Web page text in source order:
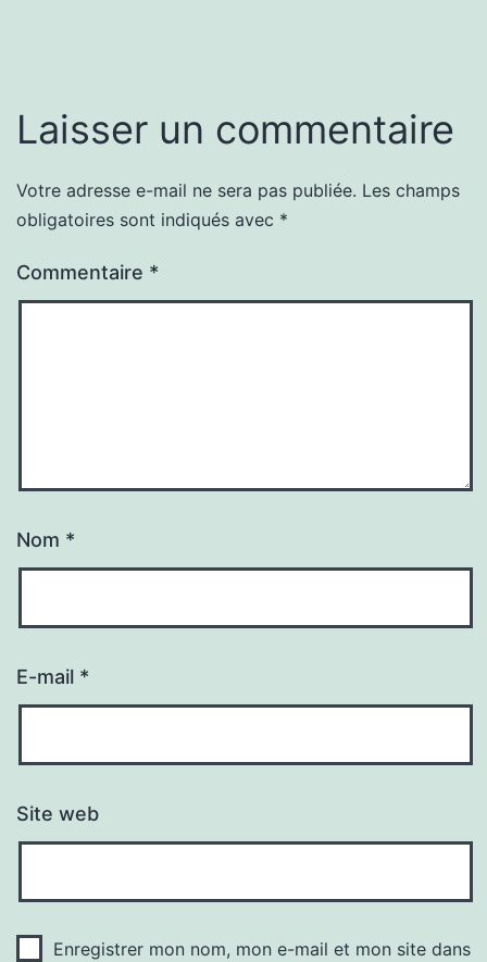
Laisser un commentaire
Votre adresse e-mail ne sera pas publiée. Les champs
obligatoires sont indiqués avec *
Commentaire *
Nom *
E-mail *
Site web
Enregistrer mon nom, mon e-mail et mon site dans
Alternative: